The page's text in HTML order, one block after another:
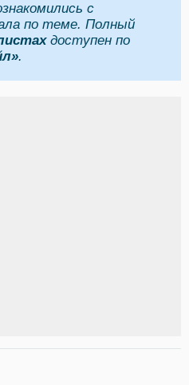
с
по теме. Полный
доступен по
.